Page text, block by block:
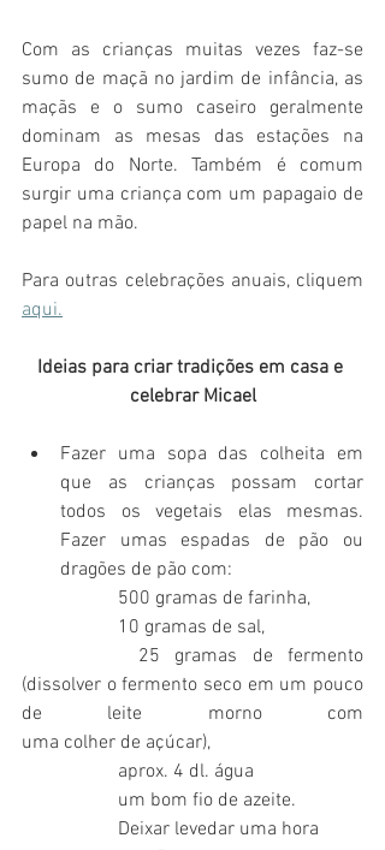
Com as crianças muitas vezes faz-se
sumo de maçã no jardim de infância, as
maçãs e o sumo caseiro geralmente
dominam as mesas das estações na
Europa do Norte. Também é comum
surgir uma criança com um papagaio de
papel na mão.
aqui.
Ideias para criar tradições em casa e
celebrar Micael
Fazer uma sopa das colheita em
que as crianças possam cortar
todos os vegetais elas mesmas.
Fazer umas espadas de pão ou
dragões de pão com:
		500 gramas de farinha,
		10 gramas de sal,
(dissolver o fermento seco em um pouco
de leite morno com
uma colher de açúcar),
		aprox. 4 dl. água
		um bom fio de azeite.
		Deixar levedar uma hora